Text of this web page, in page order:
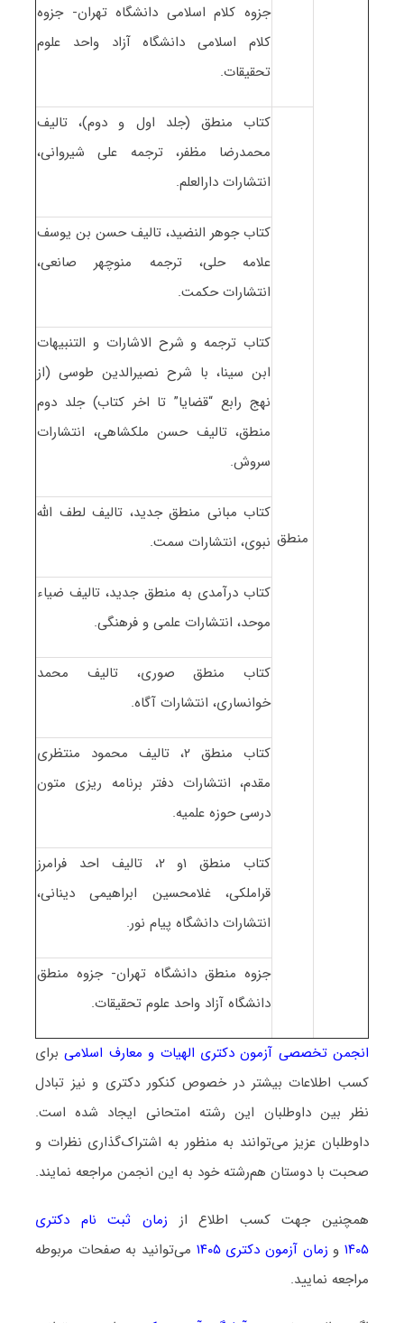
جزوه کلام اسلامی دانشگاه تهران- جزوه
کلام اسلامی دانشگاه آزاد واحد علوم
تحقیقات.
منطق
کتاب منطق (جلد اول و دوم)، تالیف
محمدرضا مظفر، ترجمه علی شیروانی،
انتشارات دارالعلم.
کتاب جوهر النضید، تالیف حسن بن یوسف
علامه حلی، ترجمه منوچهر صانعی،
انتشارات حکمت.
کتاب ترجمه و شرح الاشارات و التنبیهات
ابن سینا، با شرح نصیرالدین طوسی (از
نهج رابع “قضایا” تا اخر کتاب) جلد دوم
منطق، تالیف حسن ملکشاهی، انتشارات
سروش.
کتاب مبانی منطق جدید، تالیف لطف الله
نبوی، انتشارات سمت.
کتاب درآمدی به منطق جدید، تالیف ضیاء
موحد، انتشارات علمی و فرهنگی.
کتاب منطق صوری، تالیف محمد
خوانساری، انتشارات آگاه.
کتاب منطق ۲، تالیف محمود منتظری
مقدم، انتشارات دفتر برنامه ریزی متون
درسی حوزه علمیه.
کتاب منطق ۱و ۲، تالیف احد فرامرز
قراملکی، غلامحسین ابراهیمی دینانی،
انتشارات دانشگاه پیام نور.
جزوه منطق دانشگاه تهران- جزوه منطق
دانشگاه آزاد واحد علوم تحقیقات.
انجمن تخصصی آزمون دکتری الهیات و معارف اسلامیبرای
کسب اطلاعات بیشتر در خصوص کنکور دکتری و نیز تبادل
نظر بین داوطلبان این رشته امتحانی ایجاد شده است.
داوطلبان عزیز می‌توانند به منظور به اشتراک‌گذاری نظرات و
صحبت با دوستان هم‌رشته خود به این انجمن مراجعه نمایند.
همچنین جهت کسب اطلاع از زمان ثبت نام دکتری
۱۴۰۵ و زمان آزمون دکتری ۱۴۰۵
می‌توانید به صفحات مربوطه
مراجعه نمایید.